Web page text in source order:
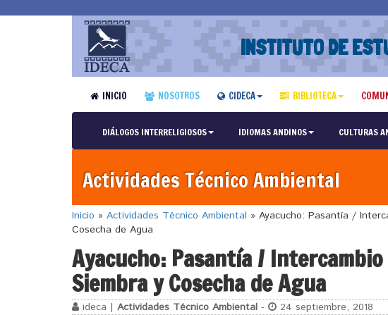
INSTITUTO DE
INICIO NOSOTROS CIDECA BIBLIOTECA
DIÁLOGOS INTERRELIGIOSOS IDIOMAS ANDINOS CULTURAS
Actividades Técnico Ambiental
Inicio » Actividades Técnico Ambiental » Ayacucho: Pasantía /
Cosecha de Agua
Ayacucho: Pasantía /
Siembra y Cosecha de Agua
ideca | Actividades Técnico Ambiental - 24 septiembre, 2018